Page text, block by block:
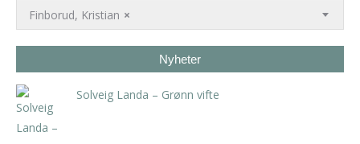
×
Finborud, Kristian
Nyheter
Solveig Landa – Grønn vifte